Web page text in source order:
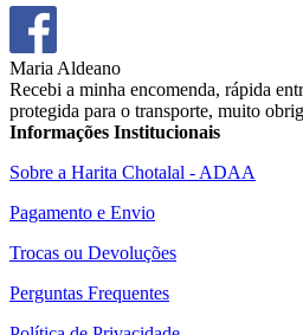
Maria Aldeano
Recebi a minha encomenda, rápida
protegida para o transporte, muito
Informações Institucionais
Sobre a Harita Chotalal - ADAA
Pagamento e Envio
Trocas ou Devoluções
Perguntas Frequentes